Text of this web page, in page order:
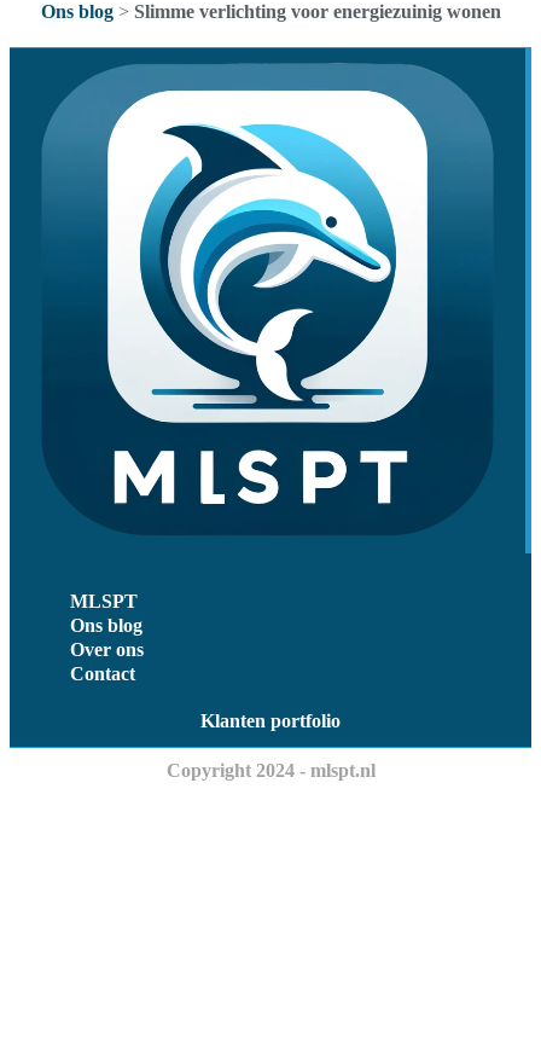
Ons blog> Slimme verlichting voor energiezuinig wonen
MLSPT
Ons blog
Over ons
Contact
Klanten portfolio
Copyright 2024 - mlspt.nl